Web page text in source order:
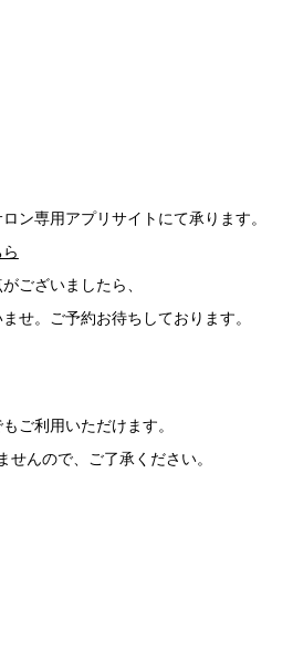
ン専用アプリサイトにて承ります。
ございましたら、
せ。ご予約お待ちしております。
ご利用いただけます。
せんので、ご了承ください。